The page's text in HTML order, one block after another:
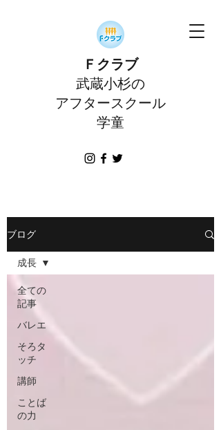
Ｆクラブ
武蔵小杉の
アフタースクール
学童
ブログ
全ての
記事
バレエ
そろタ
ッチ
講師
ことば
の力
成長